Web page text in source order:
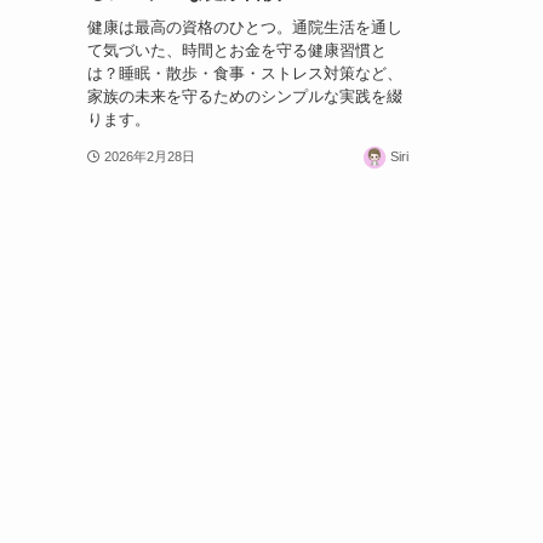
健康は最高の資格のひとつ。通院生活を通し
て気づいた、時間とお金を守る健康習慣と
は？睡眠・散歩・食事・ストレス対策など、
家族の未来を守るためのシンプルな実践を綴
ります。
2026年2月28日 Siri